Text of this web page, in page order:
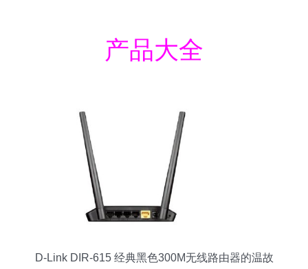
产品大全
D-Link DIR-615 经典黑色300M无线路由器的温故